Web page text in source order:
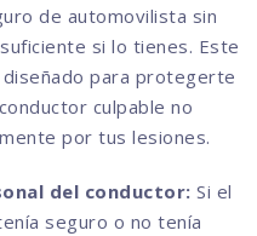
de automovilista sin
si lo tienes. Este
para protegerte
culpable no
por tus lesiones.
del conductor: Si el
seguro o no tenía